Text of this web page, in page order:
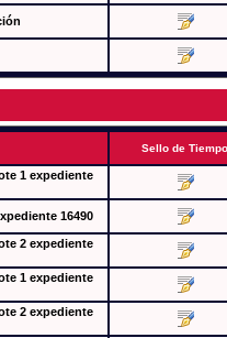
Sello de Tiempo
1 expediente
16490
2 expediente
1 expediente
2 expediente